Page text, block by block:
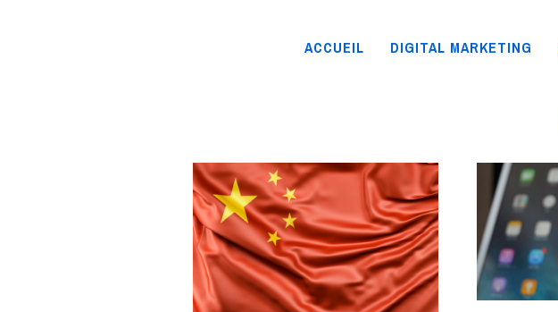
ACCUEIL DIGITAL MARKETING